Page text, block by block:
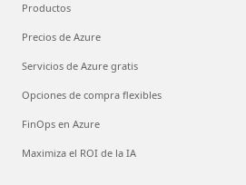
Productos
Precios de Azure
Servicios de Azure gratis
Opciones de compra flexibles
FinOps en Azure
Maximiza el ROI de la IA